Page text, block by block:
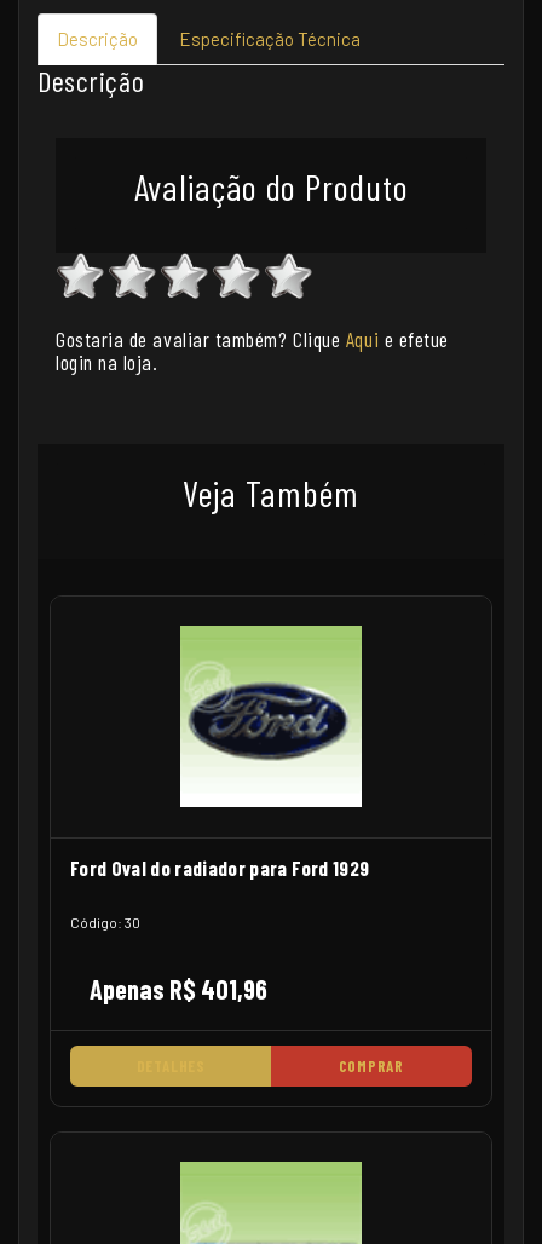
Descrição Especificação Técnica
Descrição
Avaliação do Produto
Gostaria de avaliar também? Clique Aqui e efetue
login na loja.
Veja Também
Ford Oval do radiador para Ford 1929
Código: 30
Apenas R$ 401,96
COMPRAR